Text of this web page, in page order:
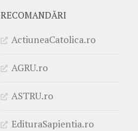
RECOMANDĂRI
ActiuneaCatolica.ro
AGRU.ro
ASTRU.ro
EdituraSapientia.ro